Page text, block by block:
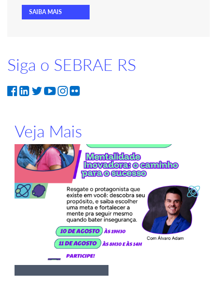
SAIBA MAIS
Siga o SEBRAE RS
Veja Mais